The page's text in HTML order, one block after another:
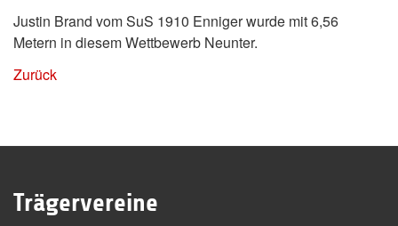
Justin Brand vom SuS 1910 Enniger wurde mit 6,56
Metern in diesem Wettbewerb Neunter.
Zurück
Trägervereine